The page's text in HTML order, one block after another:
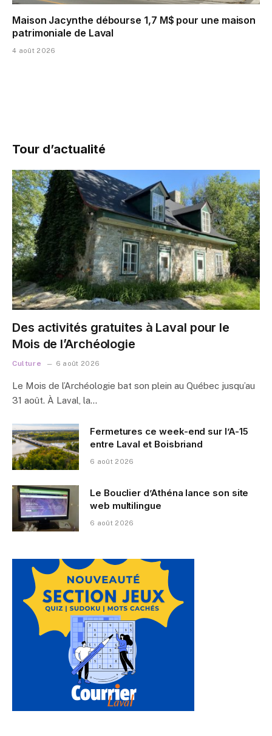
Maison Jacynthe débourse 1,7 M$ pour une maison
patrimoniale de Laval
4 août 2026
Tour d’actualité
Des activités gratuites à Laval pour le
Mois de l’Archéologie
Culture 6 août 2026
Le Mois de l’Archéologie bat son plein au Québec jusqu’au
31 août. À Laval, la…
Fermetures ce week-end sur l’A-15
entre Laval et Boisbriand
6 août 2026
Le Bouclier d’Athéna lance son site
web multilingue
6 août 2026